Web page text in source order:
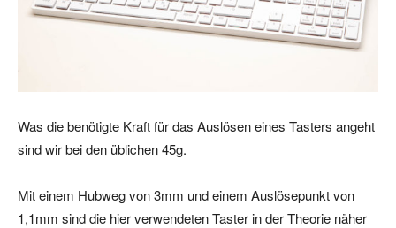
Was die benötigte Kraft für das Auslösen eines Tasters angeht
sind wir bei den üblichen 45g.
Mit einem Hubweg von 3mm und einem Auslösepunkt von
1,1mm sind die hier verwendeten Taster in der Theorie näher